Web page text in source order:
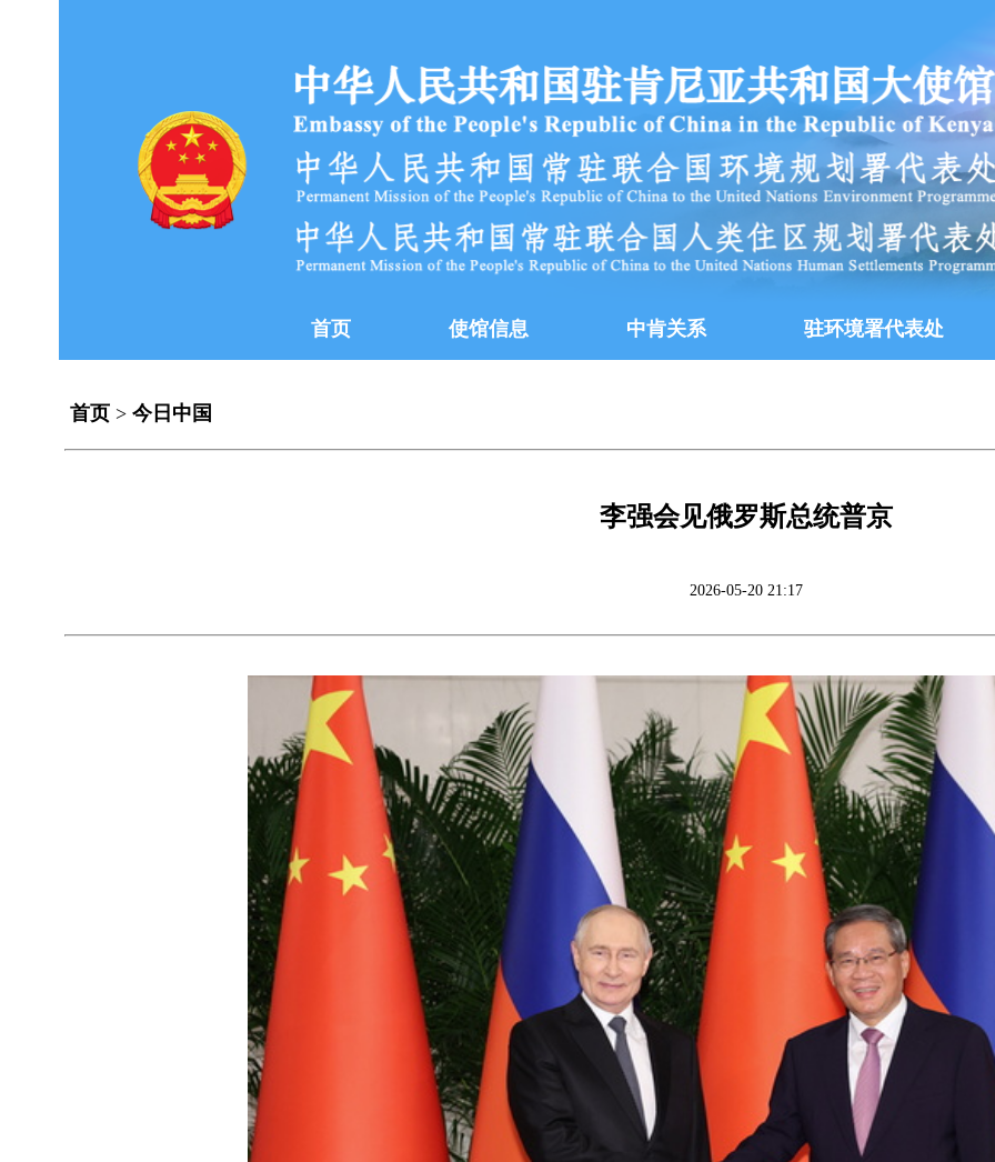
首页 使馆信息 中肯关系 驻环境署代表处
首页 > 今日中国
李强会见俄罗斯总统普京
2026-05-20 21:17